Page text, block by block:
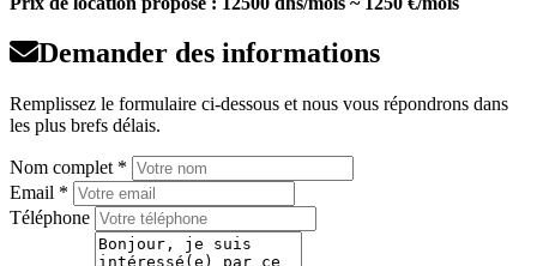
Demander des informations
Remplissez le formulaire ci-dessous et nous vous répondrons dans
les plus brefs délais.
Nom complet *
Email *
Téléphone